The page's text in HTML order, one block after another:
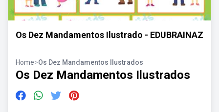
Os Dez Mandamentos Ilustrado - EDUBRAINAZ
Home>Os Dez Mandamentos Ilustrados
Os Dez Mandamentos Ilustrados